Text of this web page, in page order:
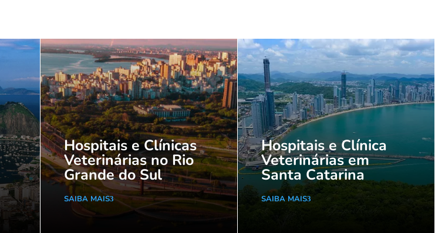
Hospitais e Clínicas
Veterinárias no Rio
Grande do Sul
SAIBA MAIS
Hospitais e Clínica
Veterinárias em
Santa Catarina
SAIBA MAIS